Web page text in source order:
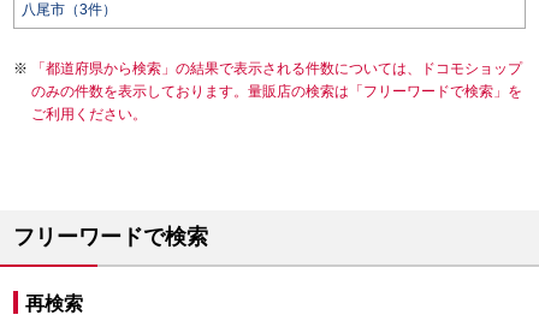
八尾市（3件）
「都道府県から検索」の結果で表示される件数については、ドコモショップ
のみの件数を表示しております。量販店の検索は「フリーワードで検索」を
ご利用ください。
フリーワードで検索
再検索